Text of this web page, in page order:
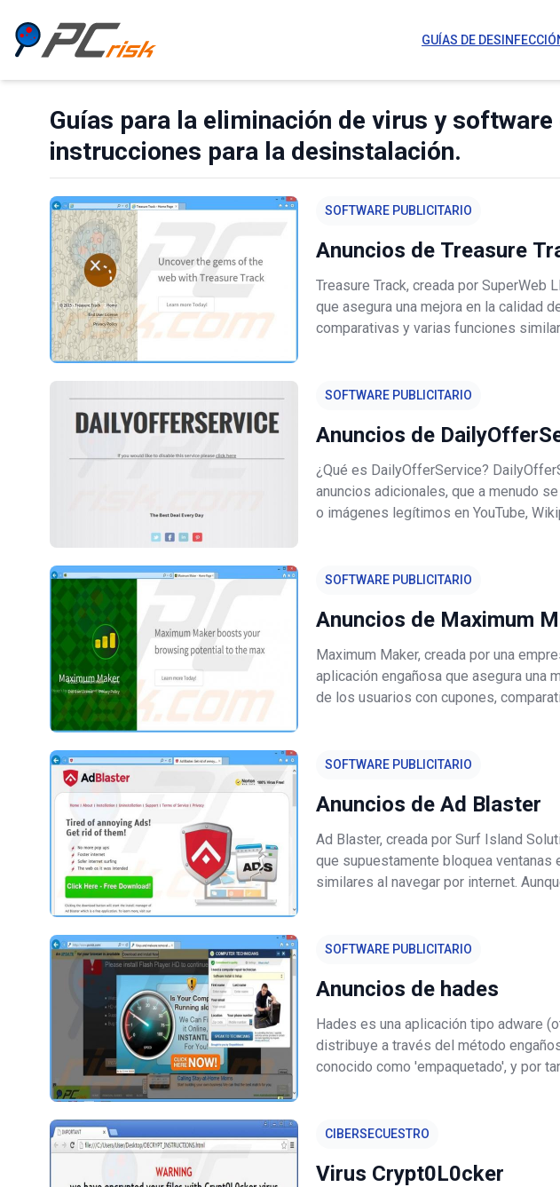
GUÍAS DE
Guías para la eliminación de virus y software
instrucciones para la desinstalación.
SOFTWARE PUBLICITARIO
Anuncios de Treasure
Treasure Track, creada por SuperWeb
que asegura una mejora en la calidad
comparativas y varias funciones
SOFTWARE PUBLICITARIO
Anuncios de
¿Qué es DailyOfferService?
anuncios adicionales, que a menudo
o imágenes legítimos en YouTube,
SOFTWARE PUBLICITARIO
Anuncios de Maximum
Maximum Maker, creada por una
aplicación engañosa que asegura una
de los usuarios con cupones,
SOFTWARE PUBLICITARIO
Anuncios de Ad Blaster
Ad Blaster, creada por Surf Island
que supuestamente bloquea ventanas
similares al navegar por internet.
SOFTWARE PUBLICITARIO
Anuncios de hades
Hades es una aplicación tipo adware
distribuye a través del método
conocido como 'empaquetado', y por
CIBERSECUESTRO
Virus Crypt0L0cker